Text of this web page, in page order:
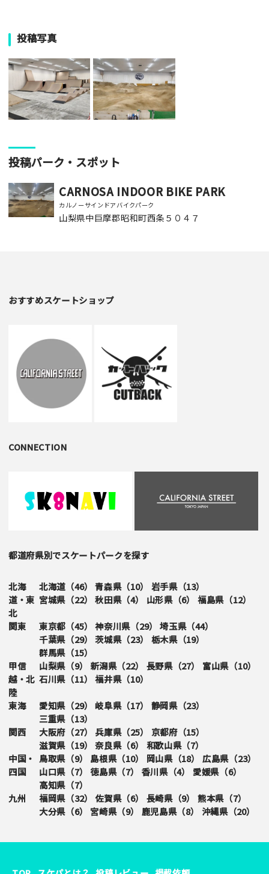
投稿写真
投稿パーク・スポット
CARNOSA INDOOR BIKE PARK
カルノーサインドアバイクパーク
山梨県中巨摩郡昭和町西条５０４７
おすすめスケートショップ
CONNECTION
都道府県別でスケートパークを探す
北海
道・東
北
北海道（46） 青森県（10） 岩手県（13）
宮城県（22） 秋田県（4） 山形県（6） 福島県（12）
関東 東京都（45） 神奈川県（29） 埼玉県（44）
千葉県（29） 茨城県（23） 栃木県（19）
群馬県（15）
甲信
越・北
陸
山梨県（9） 新潟県（22） 長野県（27） 富山県（10）
石川県（11） 福井県（10）
東海 愛知県（29） 岐阜県（17） 静岡県（23）
三重県（13）
関西
大阪府（27） 兵庫県（25） 京都府（15）
滋賀県（19） 奈良県（6） 和歌山県（7）
中国・
四国
鳥取県（9） 島根県（10） 岡山県（18） 広島県（23）
山口県（7） 徳島県（7） 香川県（4） 愛媛県（6）
高知県（7）
九州
福岡県（32） 佐賀県（6） 長崎県（9） 熊本県（7）
大分県（6） 宮崎県（9） 鹿児島県（8） 沖縄県（20）